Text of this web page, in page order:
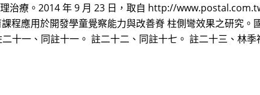
治療。2014 年 9 月 23 日，取自 http://
程應用於開發學童覺察能力與改善脊 柱側彎效果之研究。
十一、同註十一。 註二十二、同註十七。 註二十三、林季